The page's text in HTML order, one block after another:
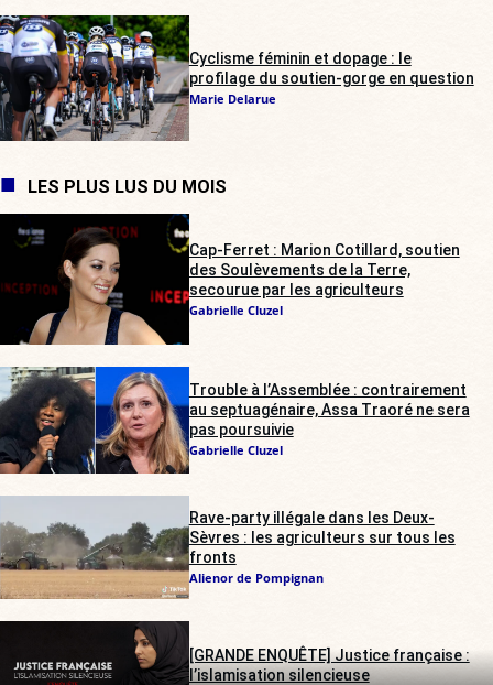
Cyclisme féminin et dopage : le
profilage du soutien-gorge en question
Marie Delarue
LES PLUS LUS DU MOIS
Cap-Ferret : Marion Cotillard, soutien
des Soulèvements de la Terre,
secourue par les agriculteurs
Gabrielle Cluzel
Trouble à l’Assemblée : contrairement
au septuagénaire, Assa Traoré ne sera
pas poursuivie
Gabrielle Cluzel
Rave-party illégale dans les Deux-
Sèvres : les agriculteurs sur tous les
fronts
Alienor de Pompignan
[GRANDE ENQUÊTE] Justice française :
l’islamisation silencieuse